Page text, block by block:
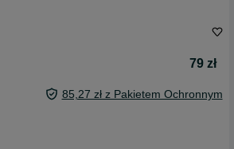
79 zł
85,27 zł z Pakietem Ochronnym